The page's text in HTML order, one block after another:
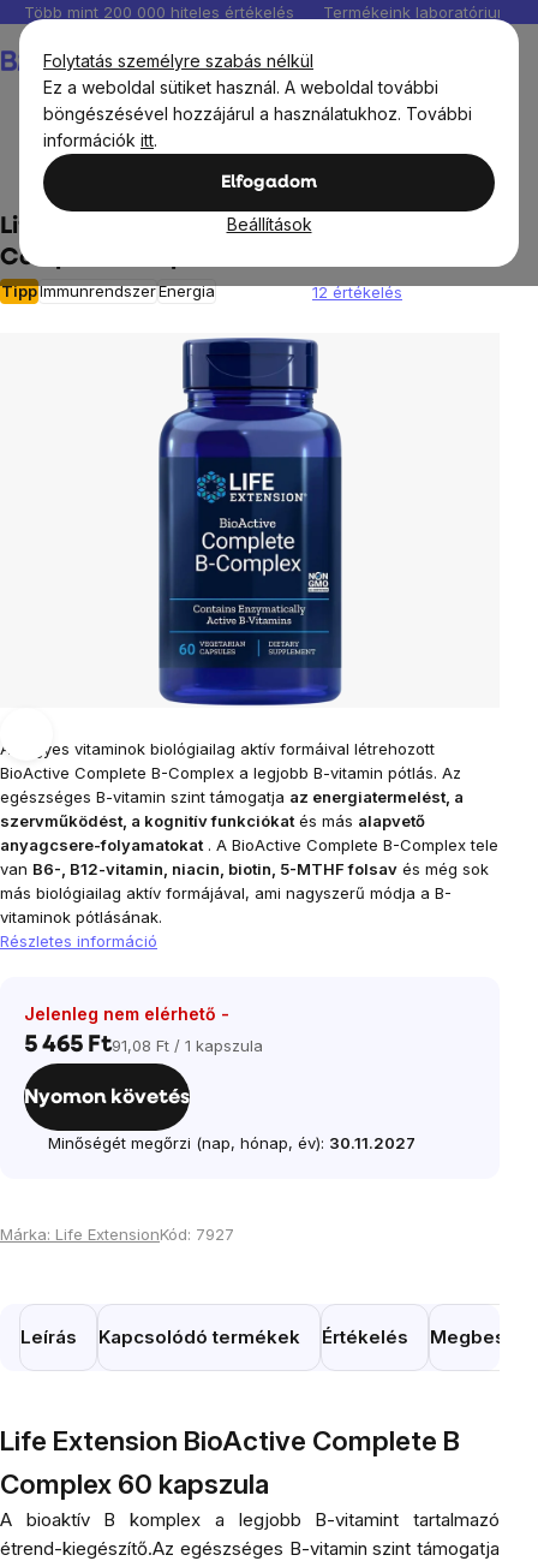
Folytatás személyre szabás nélkül
Ez a weboldal sütiket használ. A weboldal további
böngészésével hozzájárul a használatukhoz. További
információk itt.
Elfogadom
Beállítások
Ugrás
fő
tartalomhoz
Több mint 200 000 hiteles értékelés Termékeink
Vitaminok, antioxidánsok Vitamin B
Life Extension BioActive Complete B
Complex 60 kapszula
TippImmunrendszerEnergia 12 értékelés
Az egyes vitaminok biológiailag aktív formáival létrehozott
BioActive Complete B-Complex a legjobb B-vitamin pótlás. Az
egészséges B-vitamin szint támogatja az energiatermelést, a
szervműködést, a kognitív funkciókat és más alapvető
anyagcsere-folyamatokat . A BioActive Complete B-Complex tele
van B6-, B12-vitamin, niacin, biotin, 5-MTHF folsav és még sok
más biológiailag aktív formájával, ami nagyszerű módja a B-
vitaminok pótlásának.
Részletes információ
Jelenleg nem elérhető -
5 465 FtEgységár:
91,08 Ft / 1 kapszula
Nyomon követés
Minőségét megőrzi (nap, hónap, év): 30.11.2027
Márka: Life ExtensionKód: 7927
Leírás Kapcsolódó termékek Értékelés
Life Extension BioActive Complete B
Complex 60 kapszula
A bioaktív B komplex a legjobb B-vitamint tartalmazó
étrend-kiegészítő.Az egészséges B-vitamin szint támogatja